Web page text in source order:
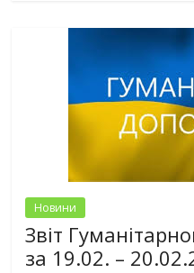
Новини
Звіт
за 19.02. –